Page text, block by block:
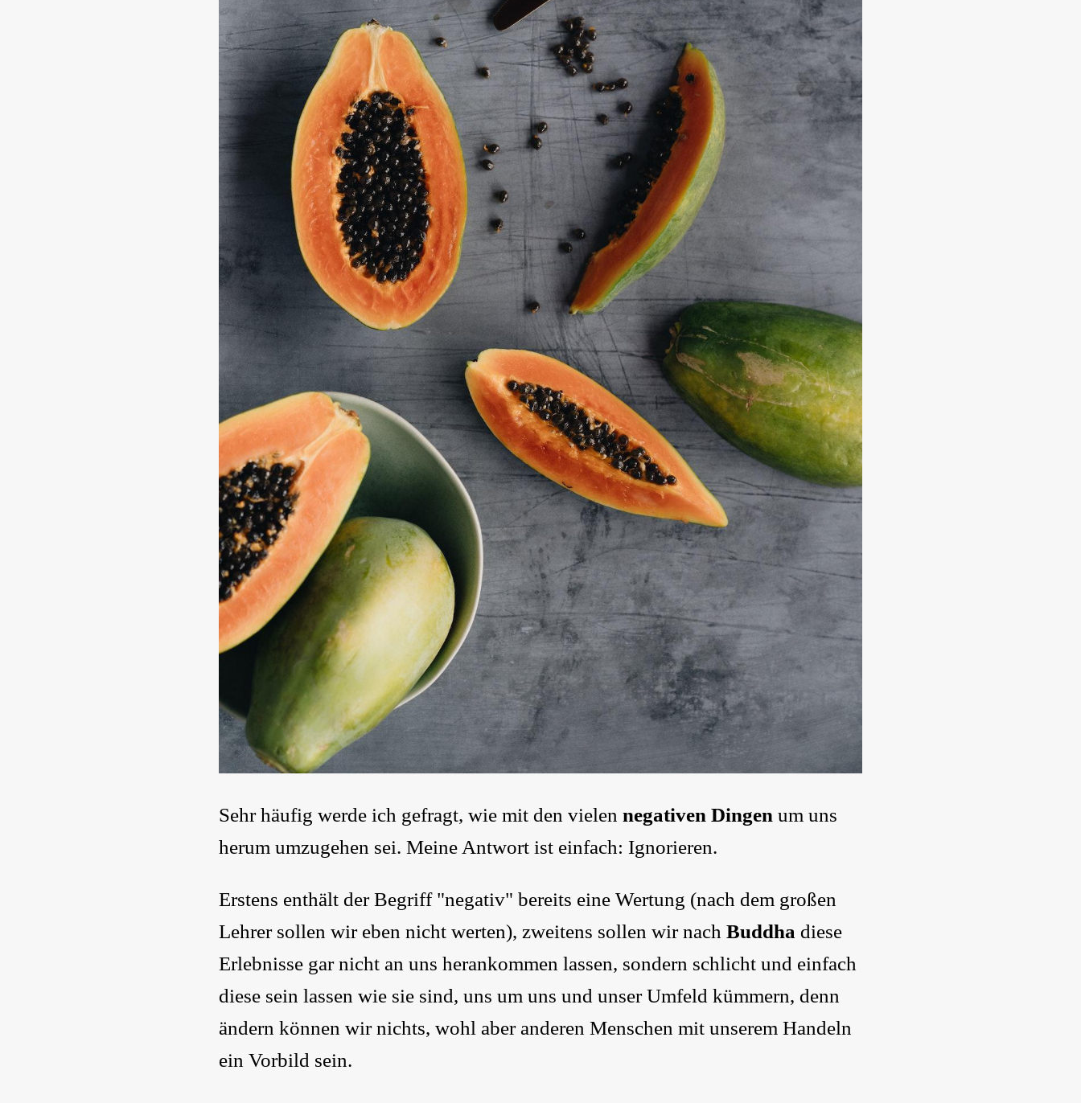
Sehr häufig werde ich gefragt, wie mit den vielen negativen Dingen um uns
herum umzugehen sei. Meine Antwort ist einfach: Ignorieren.
Erstens enthält der Begriff "negativ" bereits eine Wertung (nach dem großen
Lehrer sollen wir eben nicht werten), zweitens sollen wir nach Buddha diese
Erlebnisse gar nicht an uns herankommen lassen, sondern schlicht und einfach
diese sein lassen wie sie sind, uns um uns und unser Umfeld kümmern, denn
ändern können wir nichts, wohl aber anderen Menschen mit unserem Handeln
ein Vorbild sein.